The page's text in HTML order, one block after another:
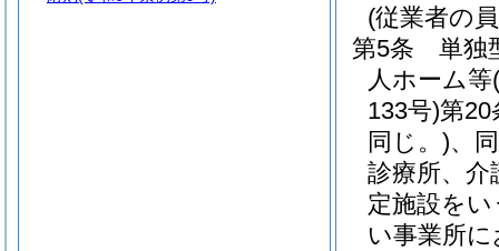
(従業者の
第5条
単独
人ホーム等
133号)第20
同じ。)、
診療所、介
定施設を
い事業所